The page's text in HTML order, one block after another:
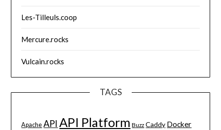
Les-Tilleuls.coop
Mercure.rocks
Vulcain.rocks
TAGS
Apache API API Platform Buzz Caddy Docker